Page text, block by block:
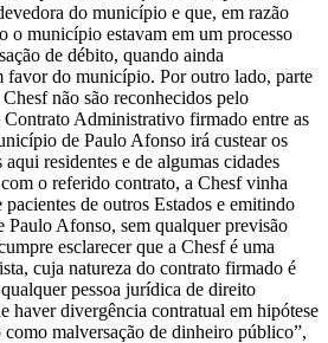
do município e que, em razão
o município estavam em um processo
de débito, quando ainda
favor do município. Por outro lado, parte
não são reconhecidos pelo
Administrativo firmado entre as
de Paulo Afonso irá custear os
residentes e de algumas cidades
o referido contrato, a Chesf vinha
de outros Estados e emitindo
Afonso, sem qualquer previsão
esclarecer que a Chesf é uma
cuja natureza do contrato firmado é
pessoa jurídica de direito
haver divergência contratual em hipótese
como malversação de dinheiro público”,